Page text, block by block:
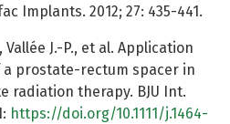
Implants. 2012; 27: 435-441.
J.-P., et al. Application
prostate-rectum spacer in
radiation therapy. BJU Int.
https://doi.org/10.1111/j.1464-